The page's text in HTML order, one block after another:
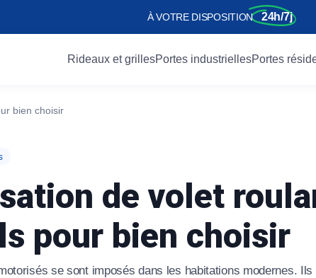
À VOTRE DISPOSITION 24h/7j
Rideaux et grilles
Fabrication
Installation
Pour restaurants
Pour garages
Pour industries
Portes industrielles
industriel
quai
Fabrication
Automatisme
Installation
Portes
Porte métallique
Portillon d’entrée
Fabrication
Motorisation
Installation
Motorisation
Réparation
Installation
Réparation
serrure
sécurité
bien choisir
de volet
pour bien choisir
se sont imposés dans les habitations modernes.